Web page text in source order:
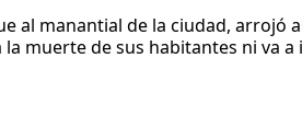
al manantial de la ciudad, arrojó
la muerte de sus habitantes ni va